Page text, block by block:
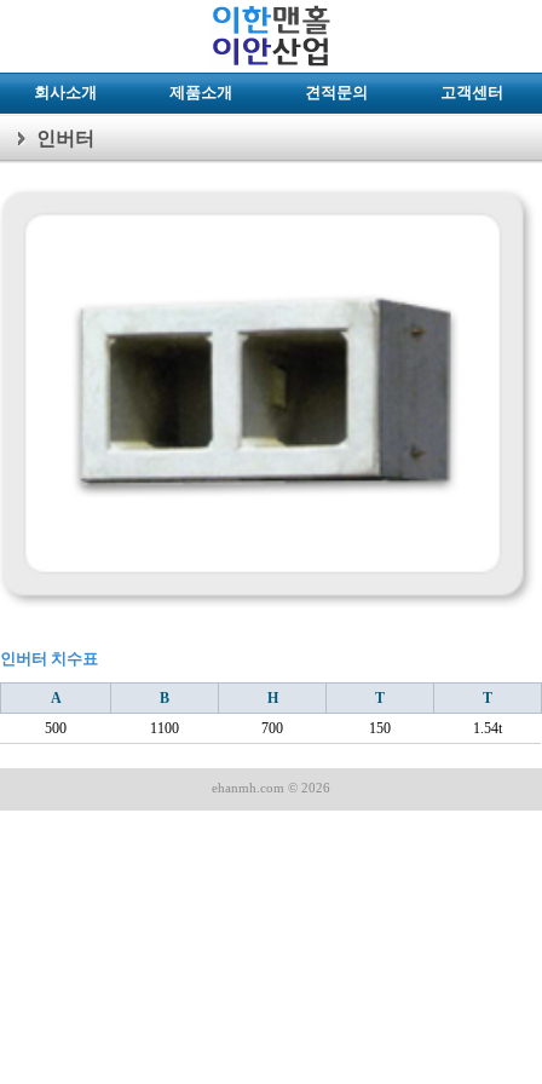
회사소개 제품소개 견적문의 고객센터
인버터
인버터 치수표
A B H T
T
500
1100 700 150 1.54t
ehanmh.com © 2026